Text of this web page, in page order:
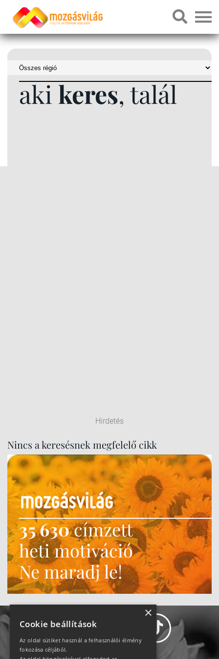
aki keres, talál
Hirdetés
Nincs a keresésnek megfelelő cikk
35 630címzett
heti motiváció
Ne maradj le!
×
Cookie beállítások
Az oldal sütiket használ a felhasználói élmény
fokozása céljából.